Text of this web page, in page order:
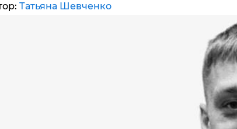
Татьяна Шевченко